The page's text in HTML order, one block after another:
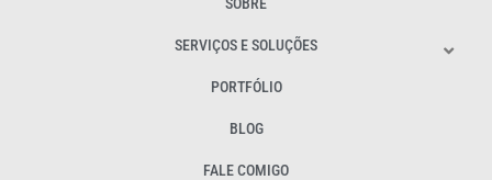
SERVIÇOS E SOLUÇÕES
PORTFÓLIO
BLOG
FALE COMIGO